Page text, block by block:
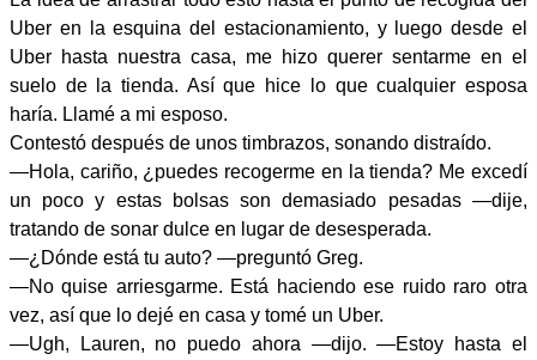
Uber en la esquina del estacionamiento, y luego desde el
Uber hasta nuestra casa, me hizo querer sentarme en el
suelo de la tienda. Así que hice lo que cualquier esposa
haría. Llamé a mi esposo.
Contestó después de unos timbrazos, sonando distraído.
—Hola, cariño, ¿puedes recogerme en la tienda? Me excedí
un poco y estas bolsas son demasiado pesadas —dije,
tratando de sonar dulce en lugar de desesperada.
—¿Dónde está tu auto? —preguntó Greg.
—No quise arriesgarme. Está haciendo ese ruido raro otra
vez, así que lo dejé en casa y tomé un Uber.
—Ugh, Lauren, no puedo ahora —dijo. —Estoy hasta el